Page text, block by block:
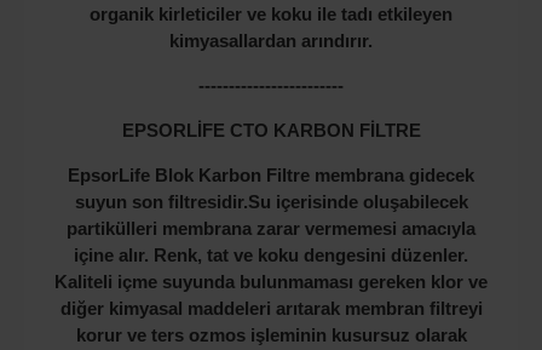
organik kirleticiler ve koku ile tadı etkileyen
kimyasallardan arındırır.
------------------------
EPSORLİFE CTO KARBON FİLTRE
EpsorLife Blok Karbon Filtre membrana gidecek
suyun son filtresidir.Su içerisinde oluşabilecek
partikülleri membrana zarar vermemesi amacıyla
içine alır. Renk, tat ve koku dengesini düzenler.
Kaliteli içme suyunda bulunmaması gereken klor ve
diğer kimyasal maddeleri arıtarak membran filtreyi
korur ve ters ozmos işleminin kusursuz olarak